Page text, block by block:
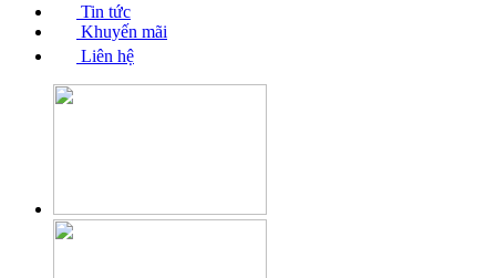
Tin tức
Khuyến mãi
Liên hệ